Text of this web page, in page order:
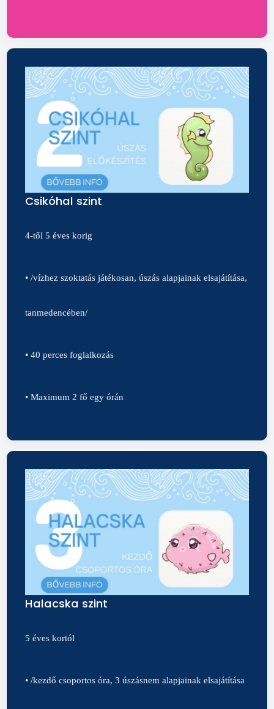
Csikóhal szint
4-től 5 éves korig
• /vízhez szoktatás játékosan, úszás alapjainak elsajátítása,
tanmedencében/
• 40 perces foglalkozás
• Maximum 2 fő egy órán
Halacska szint
5 éves kortól
• /kezdő csoportos óra, 3 úszásnem alapjainak elsajátítása